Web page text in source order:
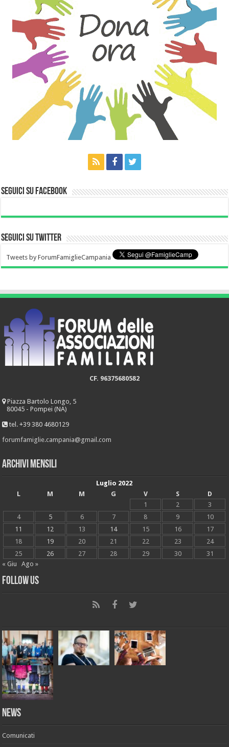
Seguici su Facebook
Seguici su Twitter
Tweets by ForumFamiglieCampania
CF. 96375680582
Piazza Bartolo Longo, 5
80045 - Pompei (NA)
tel. +39 380 4680129
forumfamiglie.campania@gmail.com
Archivi mensili
Luglio 2022
L
M M G V S
D
1
2
3
4
5 6 7 8 9
10
11
12 13 14 15 16
17
18
19 20 21 22 23
24
25
26 27 28 29 30
31
« Giu
Ago »
Follow Us
News
Comunicati